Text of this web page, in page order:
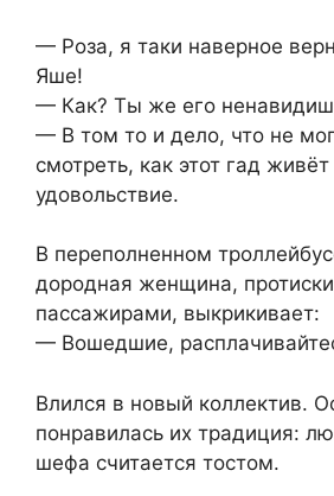
— Роза, я таки наверное
Яше!
— Как? Ты же его
— В том то и дело, что не
смотреть, как этот гад
удовольствие.
В переполненном
дородная женщина,
пассажирами, выкрикивает:
— Вошедшие,
Влился в новый коллектив.
понравилась их традиция:
шефа считается тостом.